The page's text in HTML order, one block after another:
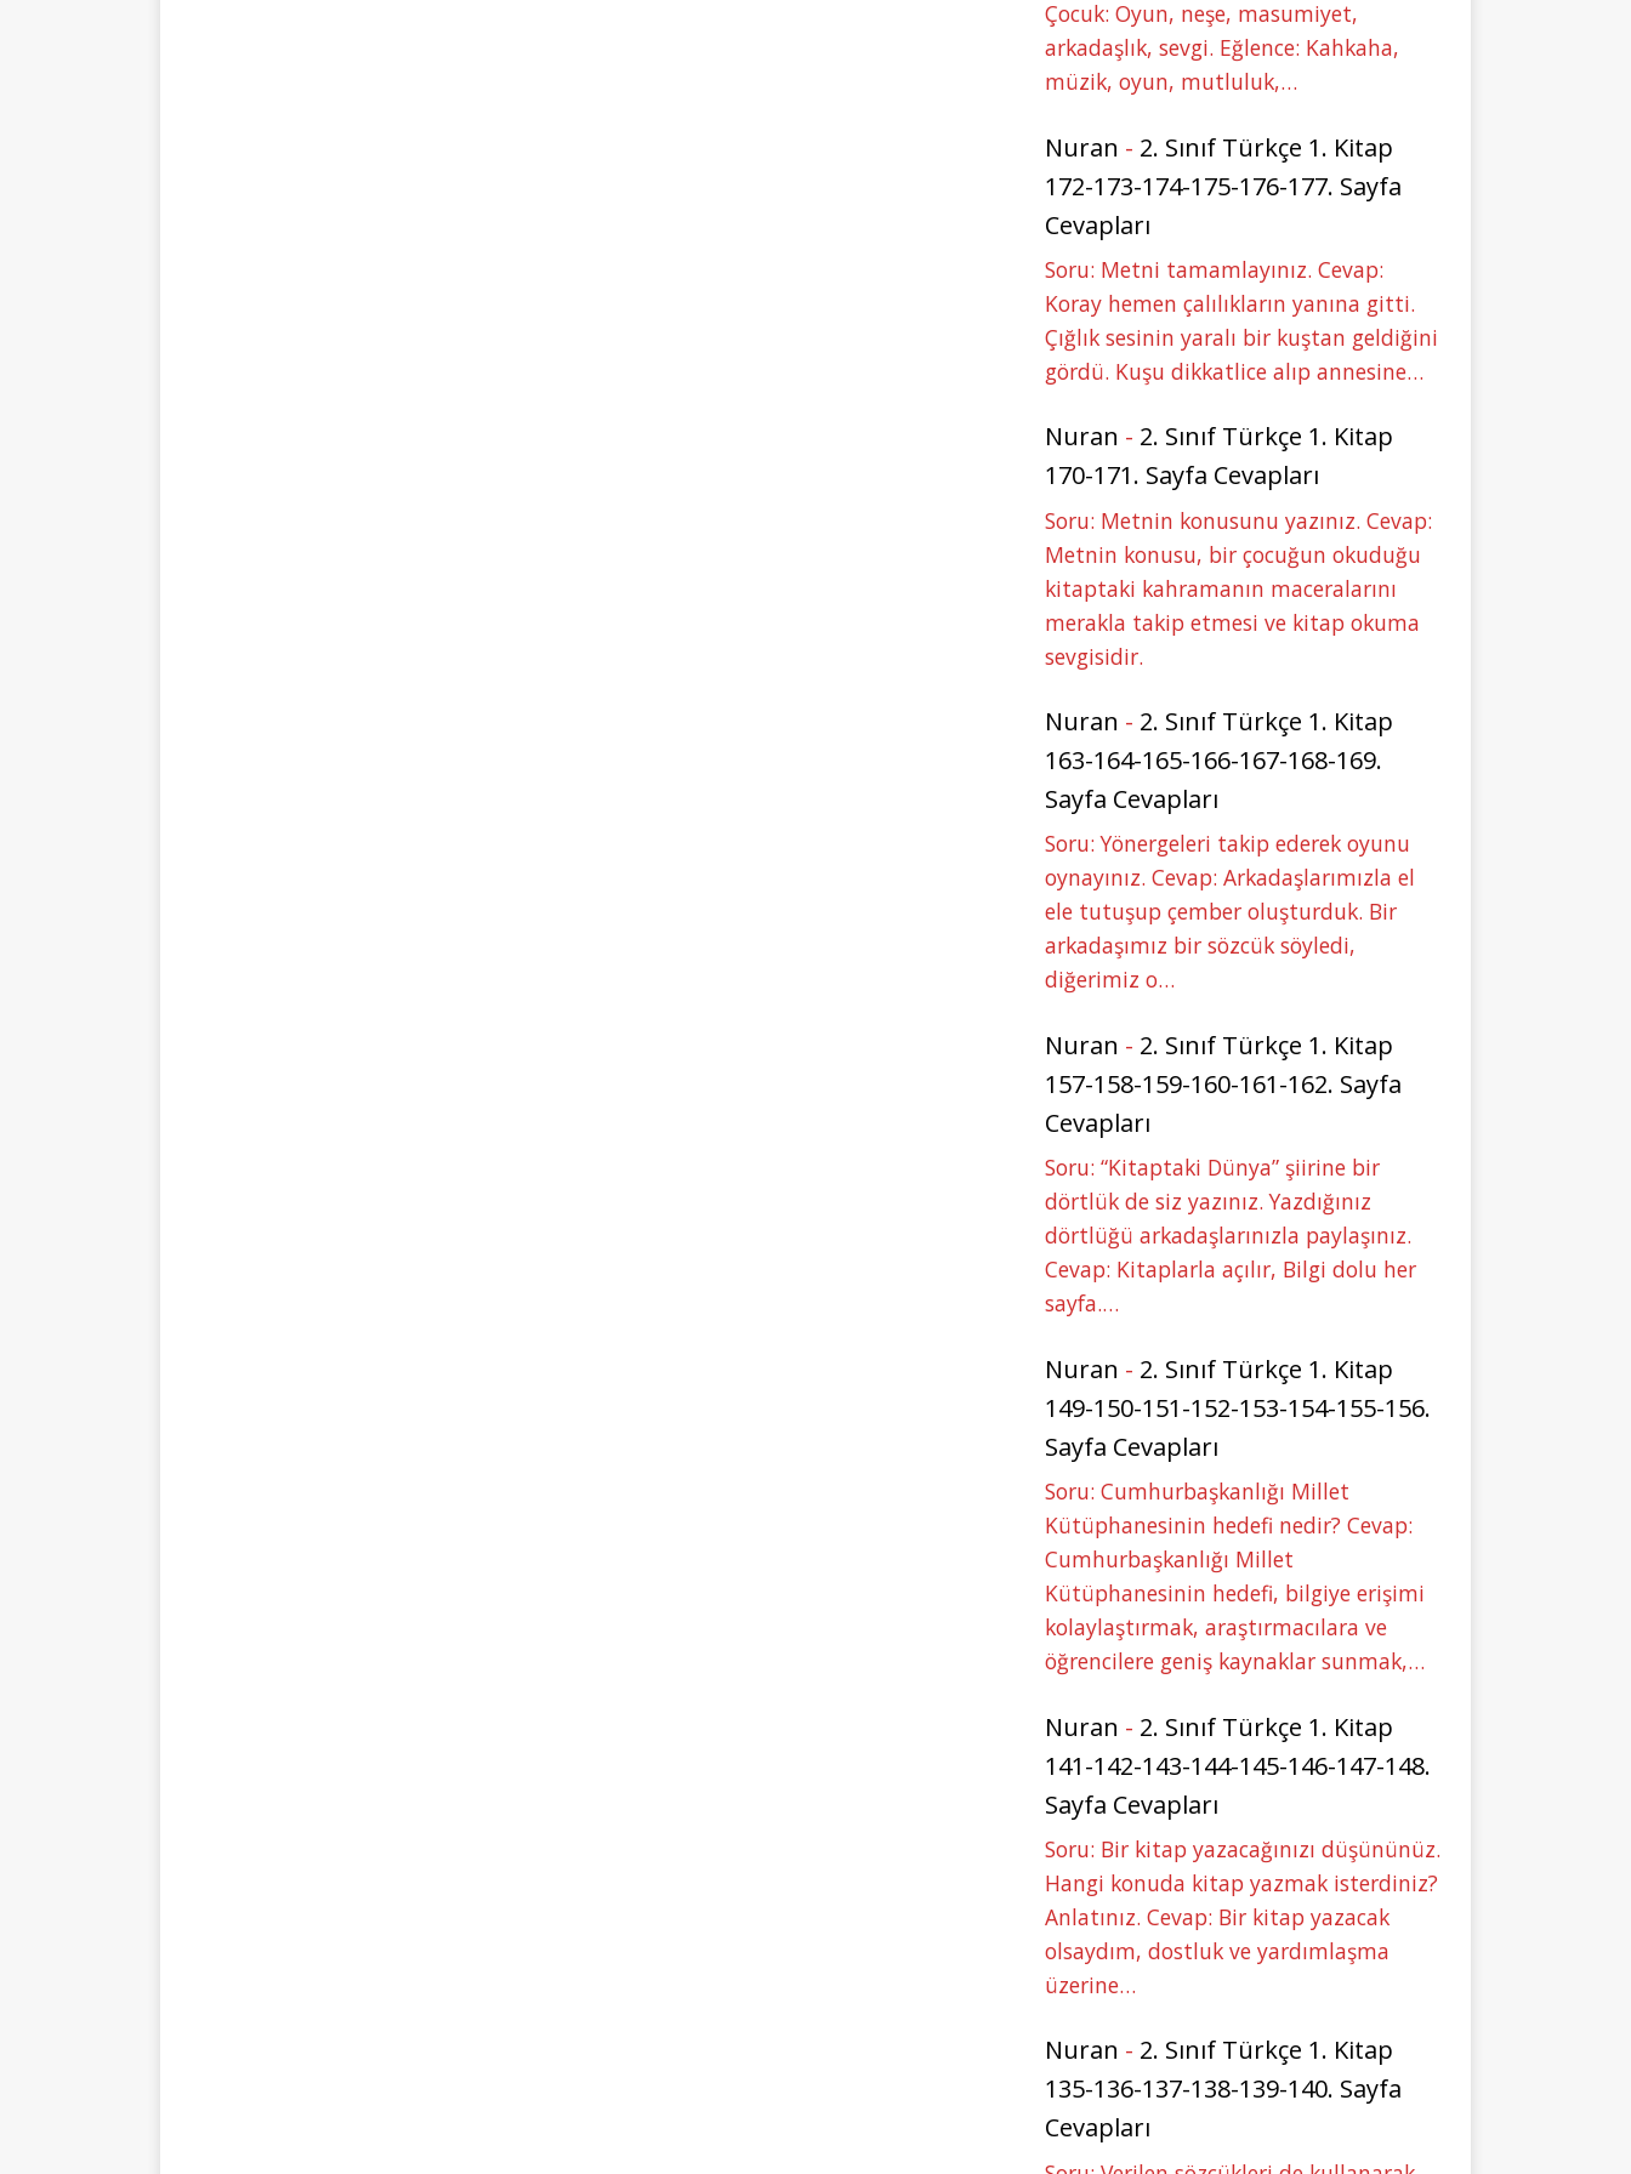
Çocuk: Oyun, neşe, masumiyet,
arkadaşlık, sevgi. Eğlence: Kahkaha,
müzik, oyun, mutluluk,…
Nuran - 2. Sınıf Türkçe 1. Kitap
172-173-174-175-176-177. Sayfa
Cevapları
Soru: Metni tamamlayınız. Cevap:
Koray hemen çalılıkların yanına gitti.
Çığlık sesinin yaralı bir kuştan geldiğini
gördü. Kuşu dikkatlice alıp annesine…
Nuran - 2. Sınıf Türkçe 1. Kitap
170-171. Sayfa Cevapları
Soru: Metnin konusunu yazınız. Cevap:
Metnin konusu, bir çocuğun okuduğu
kitaptaki kahramanın maceralarını
merakla takip etmesi ve kitap okuma
sevgisidir.
Nuran - 2. Sınıf Türkçe 1. Kitap
163-164-165-166-167-168-169.
Sayfa Cevapları
Soru: Yönergeleri takip ederek oyunu
oynayınız. Cevap: Arkadaşlarımızla el
ele tutuşup çember oluşturduk. Bir
arkadaşımız bir sözcük söyledi,
diğerimiz o…
Nuran - 2. Sınıf Türkçe 1. Kitap
157-158-159-160-161-162. Sayfa
Cevapları
Soru: “Kitaptaki Dünya” şiirine bir
dörtlük de siz yazınız. Yazdığınız
dörtlüğü arkadaşlarınızla paylaşınız.
Cevap: Kitaplarla açılır, Bilgi dolu her
sayfa.…
Nuran - 2. Sınıf Türkçe 1. Kitap
149-150-151-152-153-154-155-156.
Sayfa Cevapları
Soru: Cumhurbaşkanlığı Millet
Kütüphanesinin hedefi nedir? Cevap:
Cumhurbaşkanlığı Millet
Kütüphanesinin hedefi, bilgiye erişimi
kolaylaştırmak, araştırmacılara ve
öğrencilere geniş kaynaklar sunmak,…
Nuran - 2. Sınıf Türkçe 1. Kitap
141-142-143-144-145-146-147-148.
Sayfa Cevapları
Soru: Bir kitap yazacağınızı düşününüz.
Hangi konuda kitap yazmak isterdiniz?
Anlatınız. Cevap: Bir kitap yazacak
olsaydım, dostluk ve yardımlaşma
üzerine…
Nuran - 2. Sınıf Türkçe 1. Kitap
135-136-137-138-139-140. Sayfa
Cevapları